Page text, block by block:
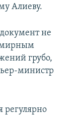
Алиеву.
не
мирным
грубо,
министр